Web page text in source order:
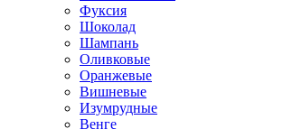
Фуксия
Шоколад
Шампань
Оливковые
Оранжевые
Вишневые
Изумрудные
Венге